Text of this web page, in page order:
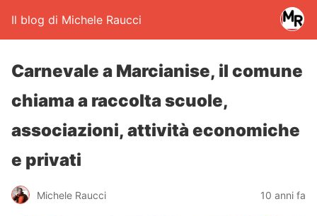
Il blog di Michele Raucci
Carnevale a Marcianise, il comune
chiama a raccolta scuole,
associazioni, attività economiche
e privati
Michele Raucci 10 anni fa